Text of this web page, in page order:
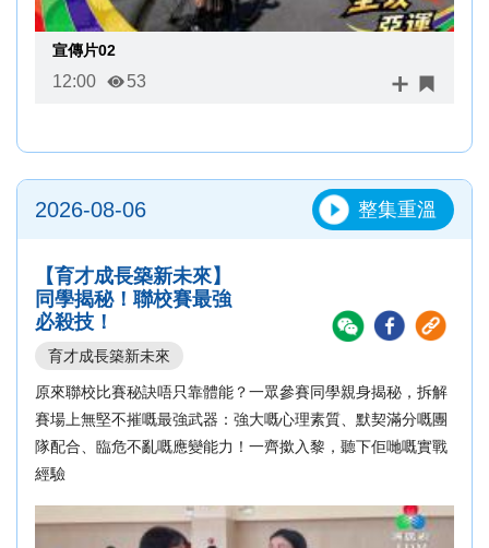
宣傳片02
12:00 53
2026-08-06 整集重溫
【育才成長築新未來】
同學揭秘！聯校賽最強
必殺技！
育才成長築新未來
原來聯校比賽秘訣唔只靠體能？一眾參賽同學親身揭秘，拆解
賽場上無堅不摧嘅最強武器：強大嘅心理素質、默契滿分嘅團
隊配合、臨危不亂嘅應變能力！一齊撳入黎，聽下佢哋嘅實戰
經驗